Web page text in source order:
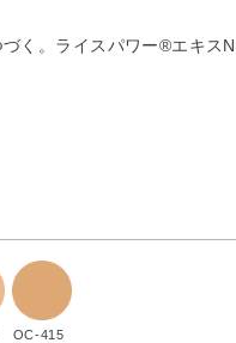
く。ライスパワー®エキス
OC-415